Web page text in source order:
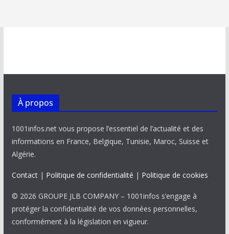
À propos
1001infos.net vous propose l’essentiel de l’actualité et des
informations en France, Belgique, Tunisie, Maroc, Suisse et
Algérie.
Contact| Politique de confidentialité | Politique de cookies
© 2026 GROUPE JLB COMPANY – 1001infos s’engage à
protéger la confidentialité de vos données personnelles,
conformément à la législation en vigueur.